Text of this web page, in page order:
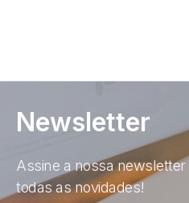
Newsletter
Assine a nossa
todas as novidades!